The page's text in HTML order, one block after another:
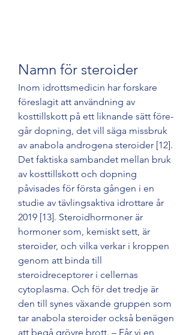
Namn för steroider
Inom idrottsmedicin har forskare
föreslagit att användning av
kosttillskott på ett liknande sätt före­
går dopning, det vill säga missbruk
av anabola androgena steroider [12].
Det faktiska sambandet mellan bruk
av kosttillskott och dopning
påvisades för första gången i en
studie av tävlingsaktiva idrottare år
2019 [13]. Steroidhormoner är
hormoner som, kemiskt sett, är
steroider, och vilka verkar i kroppen
genom att binda till
steroidreceptorer i cellernas
cytoplasma. Och för det tredje är
den till synes växande gruppen som
tar anabola steroider också benägen
att begå grövre brott. – Får vi en